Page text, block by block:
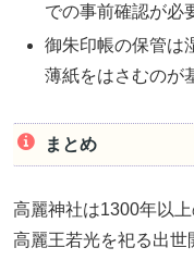
での事前確認が必
御朱印帳の保管は
薄紙をはさむのが
まとめ
高麗神社は1300年以
高麗王若光を祀る出